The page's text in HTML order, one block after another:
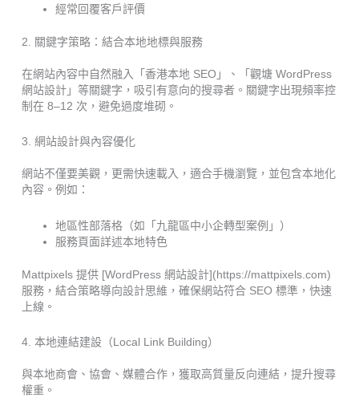
經常回覆客戶評價
2. 關鍵字策略：結合本地地標與服務
在網站內容中自然融入「香港本地 SEO」、「觀塘 WordPress
網站設計」等關鍵字，吸引有意向的搜尋者。關鍵字出現頻率控
制在 8–12 次，避免過度堆砌。
3. 網站設計與內容優化
網站不僅要美觀，更需快速載入，適合手機瀏覽，並包含本地化
內容。例如：
地區性部落格（如「九龍區中小企轉型案例」）
服務頁面詳述本地特色
Mattpixels 提供 [WordPress 網站設計](https://mattpixels.com)
服務，結合策略導向設計思維，確保網站符合 SEO 標準，快速
上線。
4. 本地連結建設（Local Link Building）
與本地商會、協會、媒體合作，獲取高質量反向連結，提升搜尋
權重。